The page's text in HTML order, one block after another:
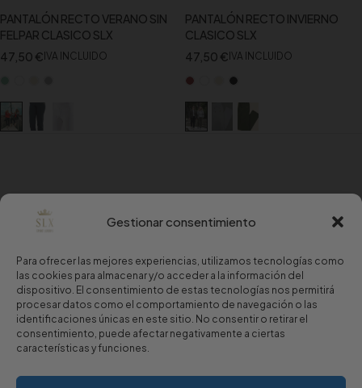
Gestionar consentimiento
Para ofrecer las mejores experiencias, utilizamos tecnologías como
las cookies para almacenar y/o acceder a la información del
dispositivo. El consentimiento de estas tecnologías nos permitirá
procesar datos como el comportamiento de navegación o las
identificaciones únicas en este sitio. No consentir o retirar el
consentimiento, puede afectar negativamente a ciertas
características y funciones.
PANTALÓN RECTO VERANO SIN
FELPAR CLASICO SLX
47,50 € IVA INCLUIDO
PANTALÓN RECTO INVIERNO
CLASICO SLX
47,50 € IVA INCLUIDO